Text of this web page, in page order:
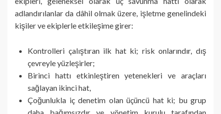
adlandırılanlar da dâhil olmak üzere, işletme genelindeki
kişiler ve ekiplerle etkileşime girer:
Kontrolleri çalıştıran ilk hat ki; risk onlarındır, dış
çevreyle yüzleşirler;
Birinci hattı etkinleştiren yetenekleri ve araçları
sağlayan ikinci hat,
Çoğunlukla iç denetim olan üçüncü hat ki; bu grup